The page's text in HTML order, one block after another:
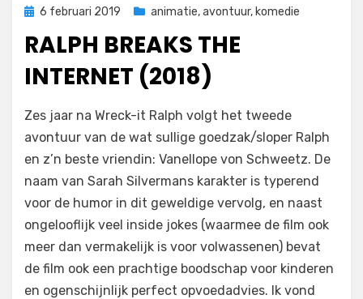
Geplaatst
6 februari 2019 animatie,avontuur, komedie
RALPH BREAKS THE
INTERNET (2018)
door Filmofiel.nl
Laat een reactie achterop
Ralph
Breaks
the
Internet
(2018)
Zes jaar na Wreck-it Ralph volgt het tweede
avontuur van de wat sullige goedzak/sloper Ralph
en z’n beste vriendin: Vanellope von Schweetz. De
naam van Sarah Silvermans karakter is typerend
voor de humor in dit geweldige vervolg, en naast
ongelooflijk veel inside jokes (waarmee de film ook
meer dan vermakelijk is voor volwassenen) bevat
de film ook een prachtige boodschap voor kinderen
en ogenschijnlijk perfect opvoedadvies. Ik vond